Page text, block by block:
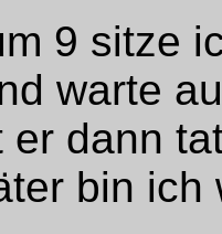
9 sitze
warte
er dann
bin ich